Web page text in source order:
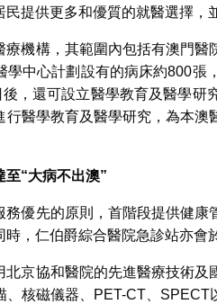
提供更多和優質的就醫選擇，
療機構，其範圍內包括有澳門
學中心計劃設有的病床約800
，還可設立醫學教育及醫學
行醫學教育及醫學研究，為本
至“大病不出澳”
務優先的原則，首階段提供健
，仁伯爵綜合醫院急診站亦會
北京協和醫院的先進醫療技術
核磁儀器、PET-CT、